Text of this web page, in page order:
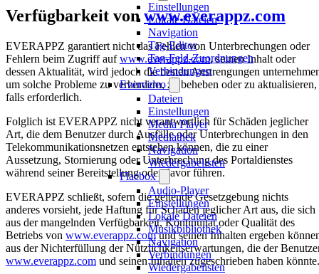
Einstellungen
Lokale Dateien
Navigation
Tag-Editor
Tag-Feld-Zuordnungen
Verbindungen
Evervideo
Dateien
Einstellungen
Media Player
Mediathek
Navigation
Wiedergabelisten
Flacbox
Audio-Player
Einstellungen
Lokale Dateien
Musikbibliothek
Navigation
Verbindungen
Wiedergabelisten
Verfügbarkeit vonwww.everappz.com
EVERAPPZ garantiert nicht das Fehlen von Unterbrechungen oder
Fehlern beim Zugriff aufwww.everappz.com, seinen Inhalt oder
dessen Aktualität, wird jedoch die besten Anstrengungen
um solche Probleme zu verhindern, zu beheben oder zu aktualisieren,
falls erforderlich.
Folglich ist EVERAPPZ nicht verantwortlich für Schäden jeglicher
Art, die dem Benutzer durch Ausfälle oder Unterbrechungen in den
Telekommunikationsnetzen entstehen können, die zu einer
Aussetzung, Stornierung oder Unterbrechung des Portaldienstes
während seiner Bereitstellung oder davor führen.
EVERAPPZ schließt, sofern die geltende Gesetzgebung nichts
anderes vorsieht, jede Haftung für Schäden jeglicher Art aus, die sich
aus der mangelnden Verfügbarkeit, Kontinuität oder Qualität des
Betriebs von www.everappz.comund seinen Inhalten ergeben
aus der Nichterfüllung der Nützlichkeitserwartungen, die der
www.everappz.com und seinen Inhalten zugeschrieben haben könnte.